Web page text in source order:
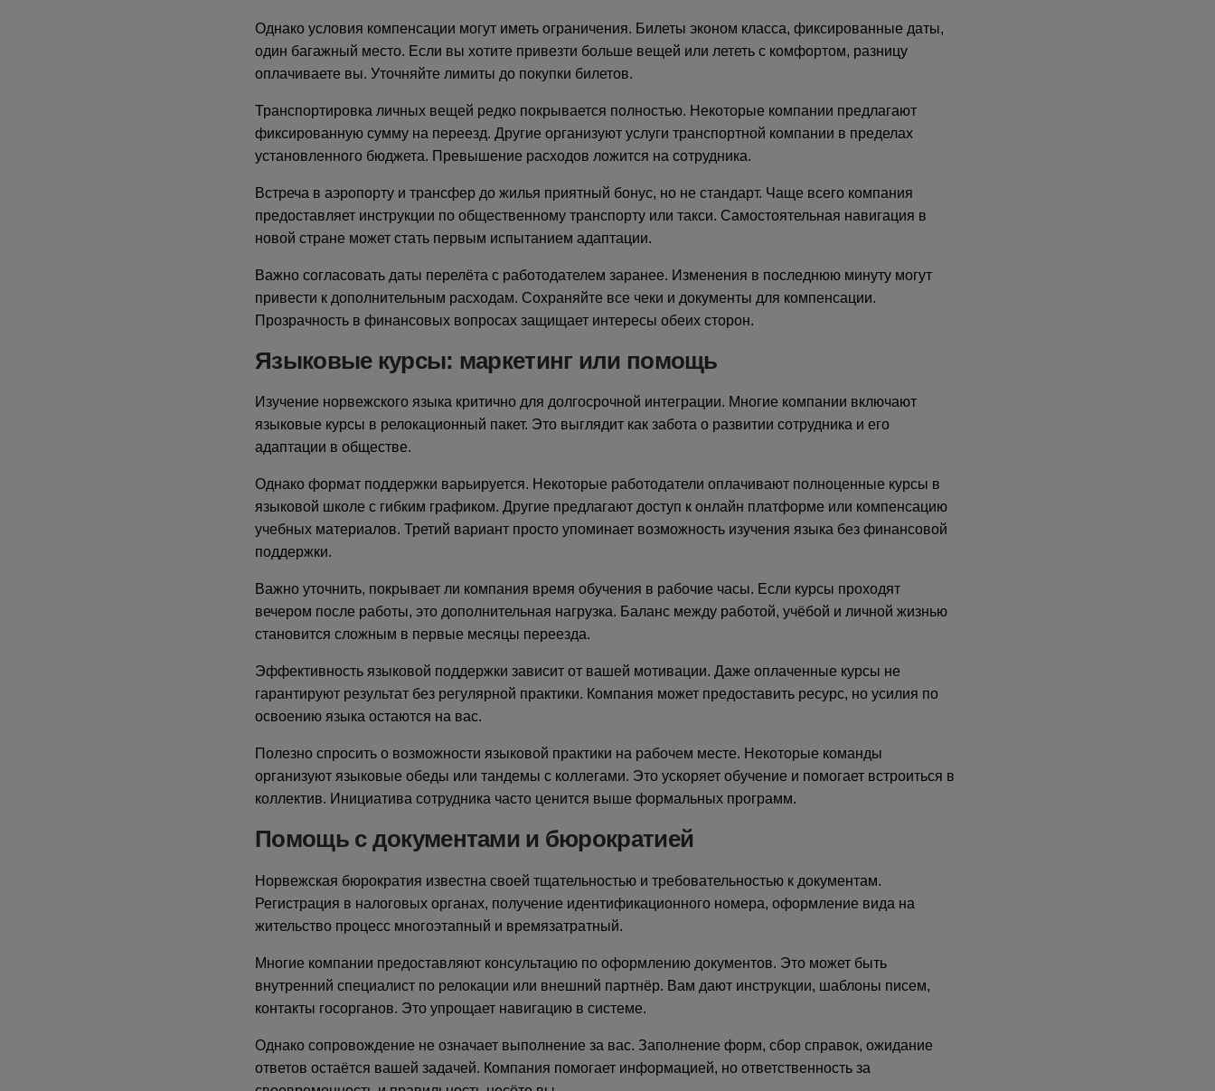
Однако условия компенсации могут иметь ограничения. Билеты эконом класса, фиксированные даты,
один багажный место. Если вы хотите привезти больше вещей или лететь с комфортом, разницу
оплачиваете вы. Уточняйте лимиты до покупки билетов.
Транспортировка личных вещей редко покрывается полностью. Некоторые компании предлагают
фиксированную сумму на переезд. Другие организуют услуги транспортной компании в пределах
установленного бюджета. Превышение расходов ложится на сотрудника.
Встреча в аэропорту и трансфер до жилья приятный бонус, но не стандарт. Чаще всего компания
предоставляет инструкции по общественному транспорту или такси. Самостоятельная навигация в
новой стране может стать первым испытанием адаптации.
Важно согласовать даты перелёта с работодателем заранее. Изменения в последнюю минуту могут
привести к дополнительным расходам. Сохраняйте все чеки и документы для компенсации.
Прозрачность в финансовых вопросах защищает интересы обеих сторон.
Языковые курсы: маркетинг или помощь
Изучение норвежского языка критично для долгосрочной интеграции. Многие компании включают
языковые курсы в релокационный пакет. Это выглядит как забота о развитии сотрудника и его
адаптации в обществе.
Однако формат поддержки варьируется. Некоторые работодатели оплачивают полноценные курсы в
языковой школе с гибким графиком. Другие предлагают доступ к онлайн платформе или компенсацию
учебных материалов. Третий вариант просто упоминает возможность изучения языка без финансовой
поддержки.
Важно уточнить, покрывает ли компания время обучения в рабочие часы. Если курсы проходят
вечером после работы, это дополнительная нагрузка. Баланс между работой, учёбой и личной жизнью
становится сложным в первые месяцы переезда.
Эффективность языковой поддержки зависит от вашей мотивации. Даже оплаченные курсы не
гарантируют результат без регулярной практики. Компания может предоставить ресурс, но усилия по
освоению языка остаются на вас.
Полезно спросить о возможности языковой практики на рабочем месте. Некоторые команды
организуют языковые обеды или тандемы с коллегами. Это ускоряет обучение и помогает встроиться в
коллектив. Инициатива сотрудника часто ценится выше формальных программ.
Помощь с документами и бюрократией
Норвежская бюрократия известна своей тщательностью и требовательностью к документам.
Регистрация в налоговых органах, получение идентификационного номера, оформление вида на
жительство процесс многоэтапный и времязатратный.
Многие компании предоставляют консультацию по оформлению документов. Это может быть
внутренний специалист по релокации или внешний партнёр. Вам дают инструкции, шаблоны писем,
контакты госорганов. Это упрощает навигацию в системе.
Однако сопровождение не означает выполнение за вас. Заполнение форм, сбор справок, ожидание
ответов остаётся вашей задачей. Компания помогает информацией, но ответственность за